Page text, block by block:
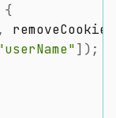
{
, removeCookie
] ) ;